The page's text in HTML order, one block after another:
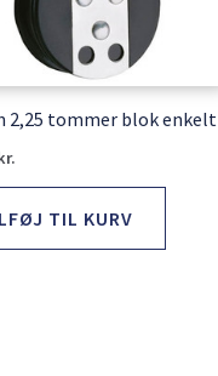
2,25 tommer blok enkelt
TIL KURV